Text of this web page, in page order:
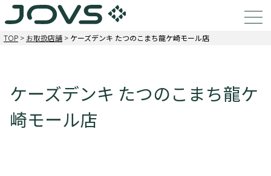
TOP > お取扱店舗 > ケーズデンキ たつのこまち龍ケ崎モール店
ケーズデンキ たつのこまち龍ケ
崎モール店